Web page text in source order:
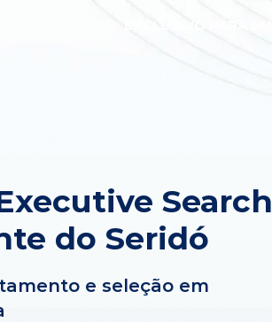
Search
do Seridó
e seleção em